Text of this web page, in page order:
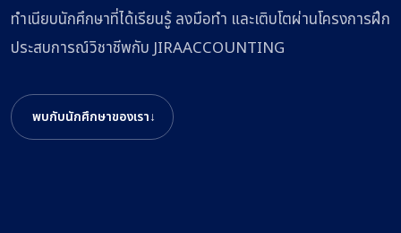
ทำเนียบนักศึกษาที่ได้เรียนรู้ ลงมือทำ และเติบโตผ่านโครงการฝึก
ประสบการณ์วิชาชีพกับ JIRAACCOUNTING
พบกับนักศึกษาของเรา↓